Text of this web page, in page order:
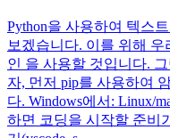
Python을 사용하여 텍스
보겠습니다. 이를 위해
인 을 사용할 것입니다.
자, 먼저 pip를 사용하여
다. Windows에서: Linux/
하면 코딩을 시작할 준비